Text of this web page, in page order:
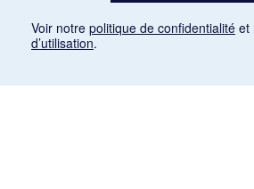
Voir notre politique de confidentialité et
d’utilisation.